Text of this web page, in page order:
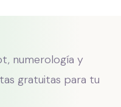
numerología y
gratuitas para tu